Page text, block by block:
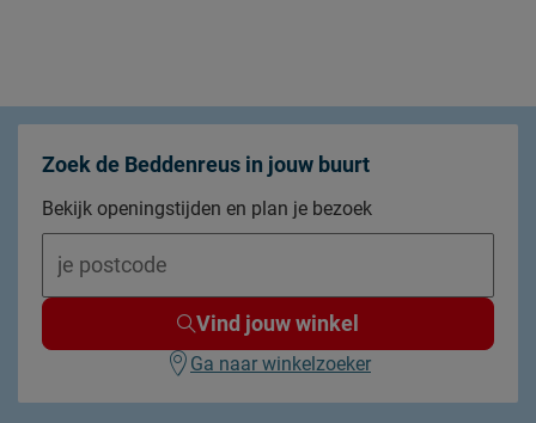
Zoek de Beddenreus in jouw buurt
Bekijk openingstijden en plan je bezoek
Vind jouw winkel
Ga naar winkelzoeker